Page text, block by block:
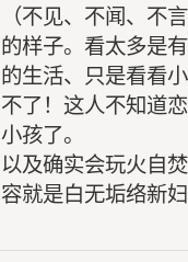
（不见、不闻、不
的样子。看太多是
的生活、只是看看
不了！这人不知道
小孩了。
以及确实会玩火自
容就是白无垢络新